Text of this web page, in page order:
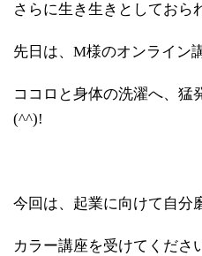
さらに生き生きとしておら
先日は、M様のオンライン
ココロと身体の洗濯へ、猛
(^^)!
今回は、起業に向けて自分
カラー講座を受けてくださ